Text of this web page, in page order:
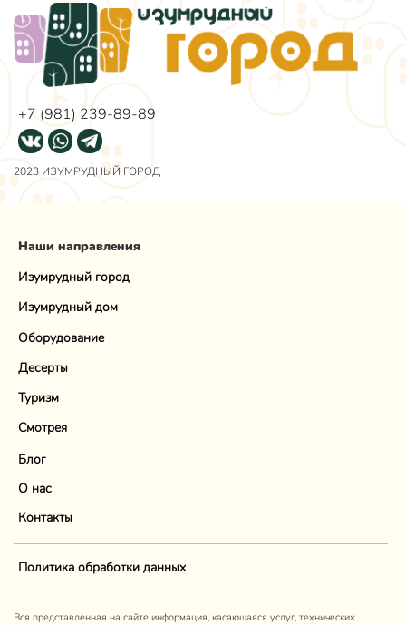
+7 (981) 239-89-89
2023 ИЗУМРУДНЫЙ ГОРОД
Наши направления
Изумрудный город
Изумрудный дом
Оборудование
Десерты
Туризм
Смотрея
Блог
О нас
Контакты
Политика обработки данных
Вся представленная на сайте информация, касающаяся услуг, технических